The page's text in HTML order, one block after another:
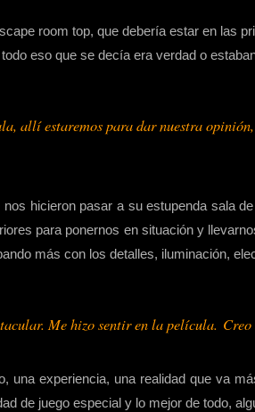
room top, que debería estar en
eso que se decía era verdad o
allí estaremos para dar nuestra
hicieron pasar a su estupenda sala
para ponernos en situación y
más con los detalles, iluminación,
Me hizo sentir en la película. Creo
una experiencia, una realidad que va
de juego especial y lo mejor de todo,